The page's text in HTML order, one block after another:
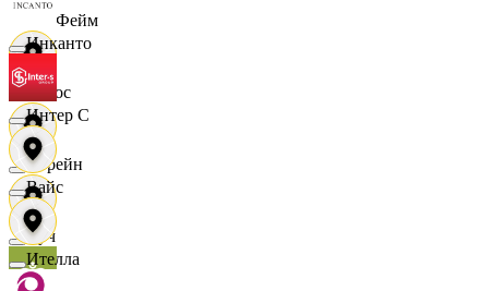
ЛисФейм
Логос
Лорейн
Луч
Инканто
Интер С
Вайс
Ителла